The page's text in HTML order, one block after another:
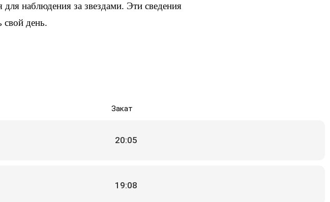
для наблюдения за звездами. Эти сведения
свой день.
Закат
20:05
19:08